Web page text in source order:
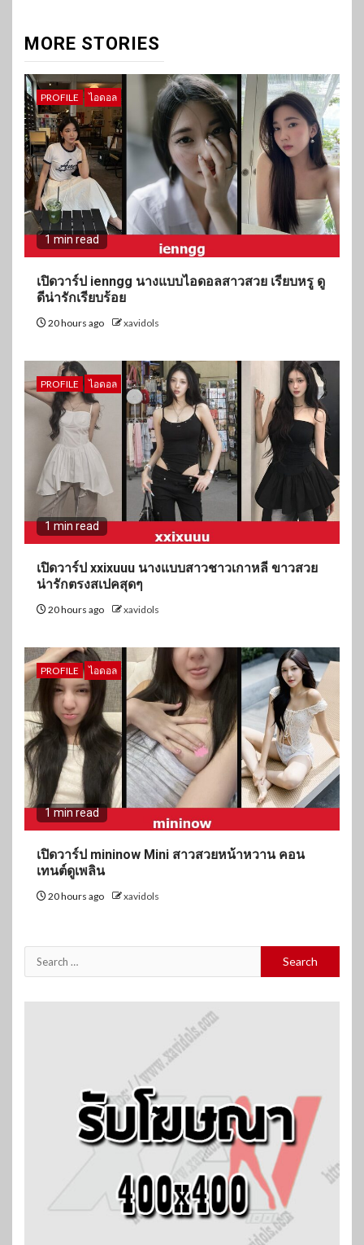
MORE STORIES
PROFILE ไอดอล
1 min read
เปิดวาร์ป ienngg นางแบบไอดอลสาวสวย เรียบหรู ดู
ดีน่ารักเรียบร้อย
20 hours ago xavidols
PROFILE ไอดอล
1 min read
เปิดวาร์ป xxixuuu นางแบบสาวชาวเกาหลี ขาวสวย
น่ารักตรงสเปคสุดๆ
20 hours ago xavidols
PROFILE ไอดอล
1 min read
เปิดวาร์ป mininow Mini สาวสวยหน้าหวาน คอน
เทนต์ดูเพลิน
20 hours ago xavidols
Search
for: